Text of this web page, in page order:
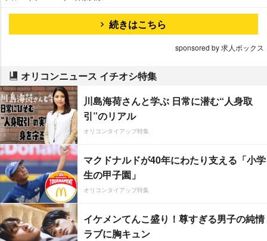
続きはこちら
sponsored by 求人ボックス
オリコンニュース イチオシ特集
川島海荷さんと学ぶ 日常に潜む“人身取
引”のリアル
オリコンタイアップ特集
マクドナルドが40年にわたり支える「小学
生の甲子園」
オリコンタイアップ特集
イケメンてんこ盛り！尊すぎる男子の純情
ラブに胸キュン